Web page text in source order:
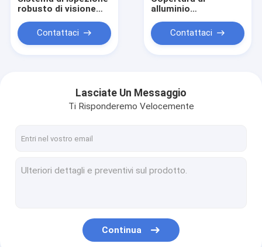
robusto di visione
del condensatore del
film
Contattaci
alluminio
dell'attrezzatura di
ispezione del
Contattaci
Lasciate Un Messaggio
Ti Risponderemo Velocemente
Continua